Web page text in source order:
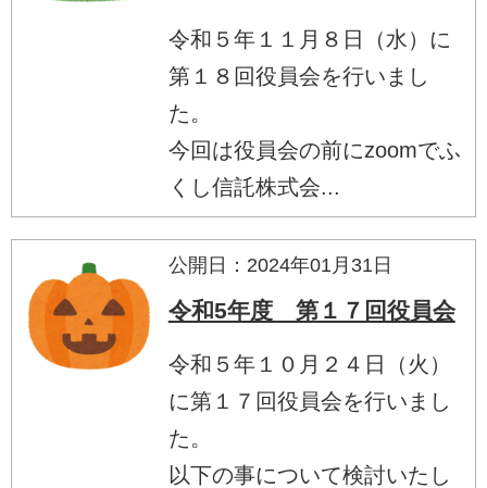
令和５年１１月８日（水）に
第１８回役員会を行いまし
た。
今回は役員会の前にzoomでふ
くし信託株式会...
公開日：2024年01月31日
令和5年度 第１７回役員会
令和５年１０月２４日（火）
に第１７回役員会を行いまし
た。
以下の事について検討いたし